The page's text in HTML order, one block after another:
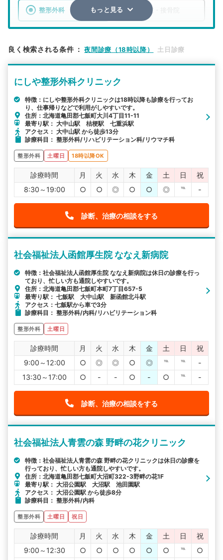
整形外科 整骨院・接骨院
検索する
詳細条件で絞り込む
その他の検索方法
駅から探す
もっと見る
良く検索される条件 ： 夜間診療（18時以降） 土日診療
にしや整形外科クリニック
特徴：にしや整形外科クリニックは18時以降も診療を行ってお
り、仕事帰りなどで利用がしやすいです。
住所：北海道亀田郡七飯町大川4丁目11-11
最寄り駅： 大中山駅 桔梗駅 七重浜駅
アクセス： 大中山駅 から徒歩13分
診療科目： 整形外科/リハビリテーション科/リウマチ科
整形外科 土曜日 18時以降OK
診療時間 月 火 水 木 金 土 日
祝
8:30～19:00
○ ○ ◎ ○ ○ ◎ ℡ -
診断、治療の相談をする
社会福祉法人函館厚生院 ななえ新病院
特徴：社会福祉法人函館厚生院 ななえ新病院は休日の診療を行っ
ており、忙しい方も通院しやすいです。
住所：北海道亀田郡七飯町本町7丁目657-5
最寄り駅： 七飯駅 大中山駅 新函館北斗駅
アクセス：七飯駅から車で3分
診療科目： 整形外科/内科/リハビリテーション科
整形外科 土曜日
診療時間 月 火 水 木 金 土 日
祝
9:00～12:00
○ ◎ ◎ ○ ◎ ℡ ℡
-
13:30～17:00
○ - - ○ - ○ ℡ -
診断、治療の相談をする
社会福祉法人青雲の森 野畔の花クリニック
特徴：社会福祉法人青雲の森 野畔の花クリニックは休日の診療を
行っており、忙しい方も通院しやすいです。
住所：北海道亀田郡七飯町大沼町322-3野畔の花1F
最寄り駅： 大沼公園駅 大沼駅 池田園駅
アクセス： 大沼公園駅 から徒歩8分
診療科目： 整形外科/内科
整形外科 土曜日 祝日
診療時間 月 火 水 木 金 土 日
祝
9:00～12:30
○ ○ ○ ○ ○ ○ ℡
○